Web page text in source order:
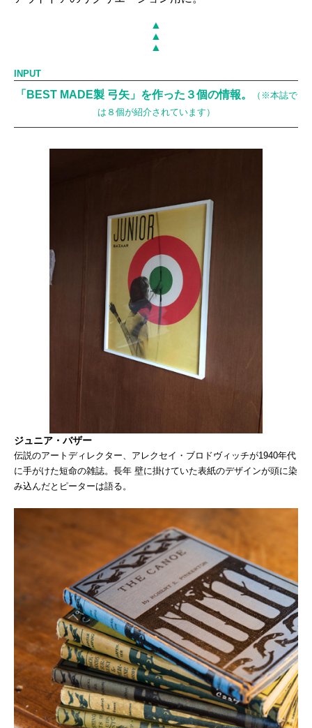
▲
▲
▲
INPUT
「BEST MADE製 弓矢」を作った３個の情報。
（※本誌で
は８個が紹介されています）
ジュニア・バザー
伝説のアートディレクター、アレクセイ・ブロドヴィッチが1940年代
に手がけた短命の雑誌。長年 壁に掛けていた表紙のデザインが頭に染
み込んだとピーターは語る。